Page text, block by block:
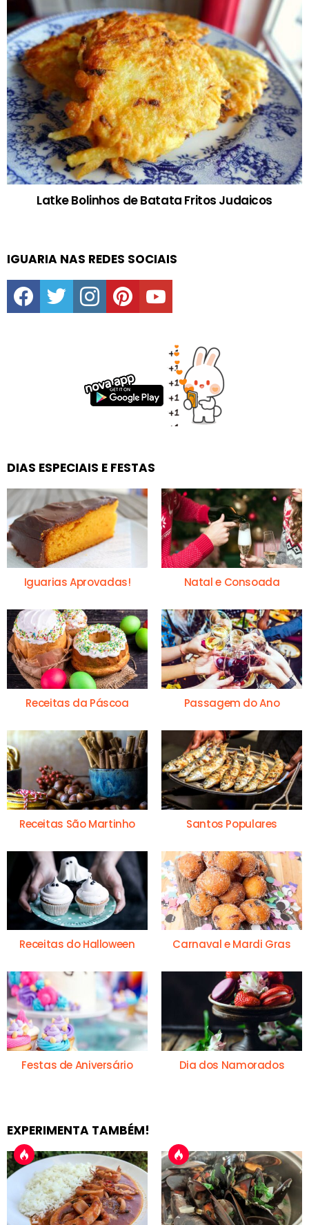
Latke Bolinhos de Batata Fritos Judaicos
IGUARIA NAS REDES SOCIAIS
facebooktwitter instagrampinterestyoutube
DIAS ESPECIAIS E FESTAS
Iguarias Aprovadas! Natal e Consoada
Receitas da Páscoa Passagem do Ano
Receitas São Martinho Santos Populares
Receitas do Halloween Carnaval e Mardi Gras
Festas de Aniversário Dia dos Namorados
EXPERIMENTA TAMBÉM!